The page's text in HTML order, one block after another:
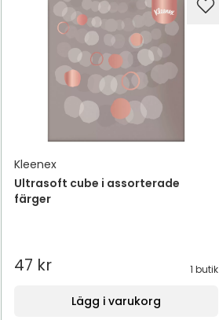
Kleenex
Ultrasoft cube i assorterade
färger
47 kr 1 butik
Lägg i varukorg